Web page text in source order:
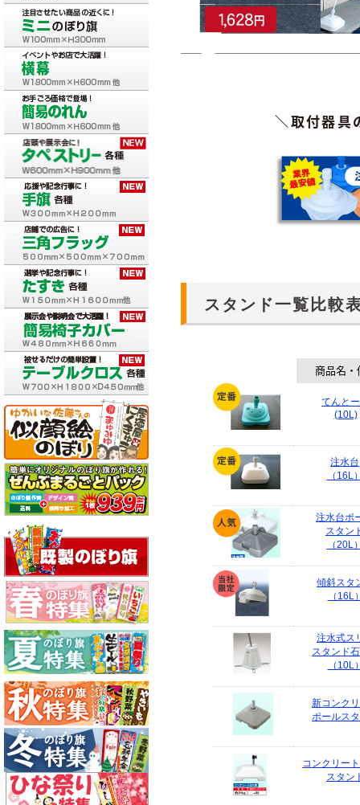
＼取付器具
スタンド一覧比較
商品名
てんと
(10L)
注水台
（16L
注水台ポ
スタン
（20L
傾斜スタ
（16L
注水式ス
スタンド
（10L
新コンク
ポールス
コンクリー
スタン